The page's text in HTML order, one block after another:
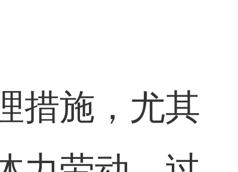
措施，尤其